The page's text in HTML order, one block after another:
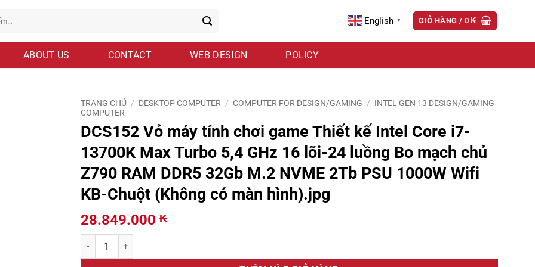
English ▼ GIỎ HÀNG / 0₭
ABOUT US CONTACT WEB DESIGN POLICY
TRANG CHỦ / DESKTOP COMPUTER / COMPUTER FOR DESIGN/GAMING / INTEL GEN 13 DESIGN/GAMING
COMPUTER
DCS152 Vỏ máy tính chơi game Thiết kế Intel Core i7-
13700K Max Turbo 5,4 GHz 16 lõi-24 luồng Bo mạch chủ
Z790 RAM DDR5 32Gb M.2 NVME 2Tb PSU 1000W Wifi
KB-Chuột (Không có màn hình).jpg
28.849.000 ₭
DCS152 Vỏ máy tính chơi game Thiết kế Intel Core i7-13700K Max Turbo 5,4 GHz 16 lõi-24 luồng Bo mạch chủ Z790